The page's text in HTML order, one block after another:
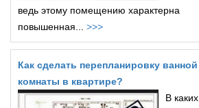
ведь этому помещению характерна
повышенная... >>>
Как сделать перепланировку ванной
комнаты в квартире?
В каких